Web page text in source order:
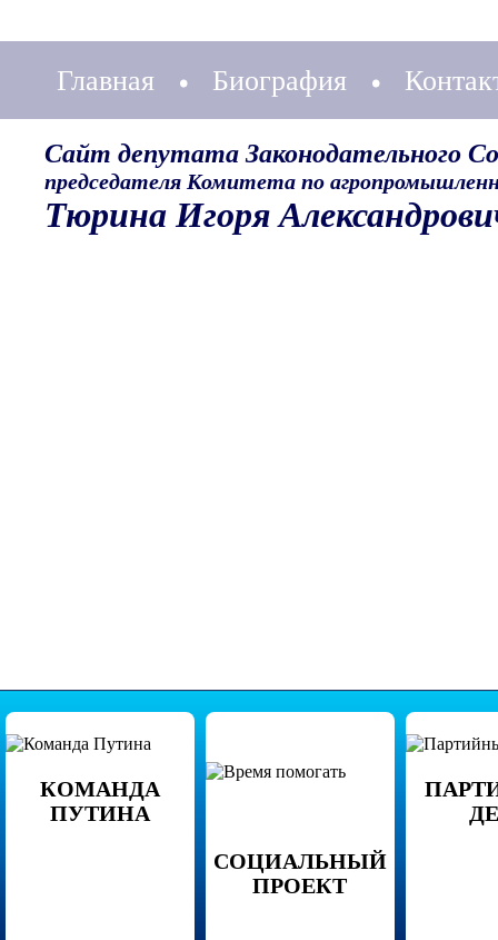
Главная Биография
Сайт депутата Законодательного
председателя Комитета по
Тюрина Игоря
КОМАНДА
ПУТИНА
СОЦИАЛЬНЫЙ
ПРОЕКТ